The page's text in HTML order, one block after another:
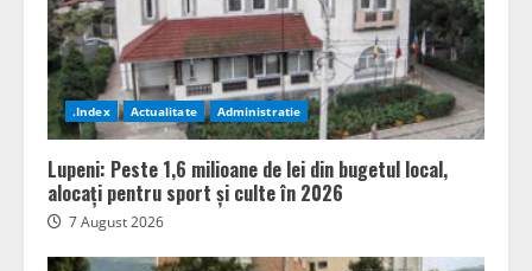
.Index Actualitate Administratie
Lupeni: Peste 1,6 milioane de lei din bugetul local,
alocați pentru sport și culte în 2026
7 August 2026